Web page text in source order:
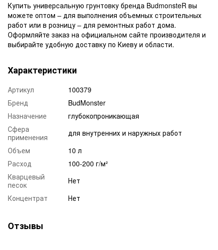
Купить универсальную грунтовку бренда BudmonsteR вы
можете оптом – для выполнения объемных строительных
работ или в розницу – для ремонтных работ дома.
Оформляйте заказ на официальном сайте производителя и
выбирайте удобную доставку по Киеву и области.
Характеристики
Артикул
100379
Бренд
BudMonster
Назначение
глубокопроникающая
Сфера
применения
для внутренних и наружных работ
Объем
10 л
Расход
100-200 г/м²
Кварцевый
песок
Нет
Концентрат
Нет
Отзывы